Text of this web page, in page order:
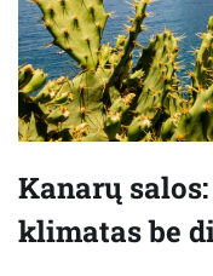
Kanarų
klimatas be